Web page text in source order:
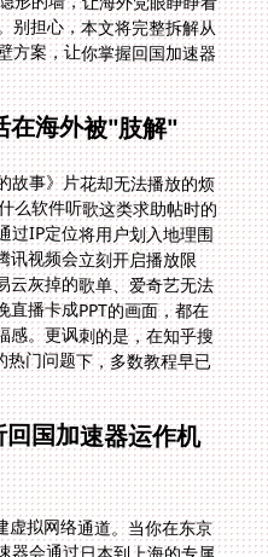
在海外被"肢解"
故事》片花却无法播放的烦
么软件听歌这类求助帖时的
过IP定位将用户划入地理围
讯视频会立刻开启播放限
云灰掉的歌单、爱奇艺无法
直播卡成PPT的画面，都在
感。更讽刺的是，在知乎搜
热门问题下，多数教程早已
国加速器运作机
虚拟网络通道。当你在东京
器会通过日本到上海的专属
备位于国内。不同于传统